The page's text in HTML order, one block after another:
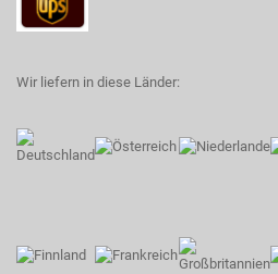
Wir liefern in diese Länder: